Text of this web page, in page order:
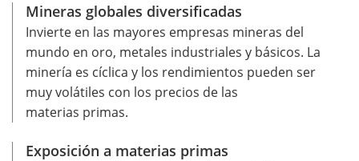
Mineras globales diversificadas
Invierte en las mayores empresas mineras del
mundo en oro, metales industriales y básicos. La
minería es cíclica y los rendimientos pueden ser
muy volátiles con los precios de las
materias primas.
Exposición a materias primas